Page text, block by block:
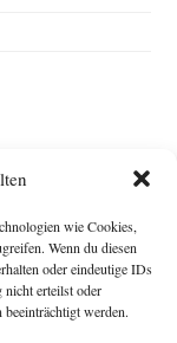
wie Cookies,
Wenn du diesen
oder eindeutige IDs
nicht erteilst oder
werden.
Impressum
Michael Baden,